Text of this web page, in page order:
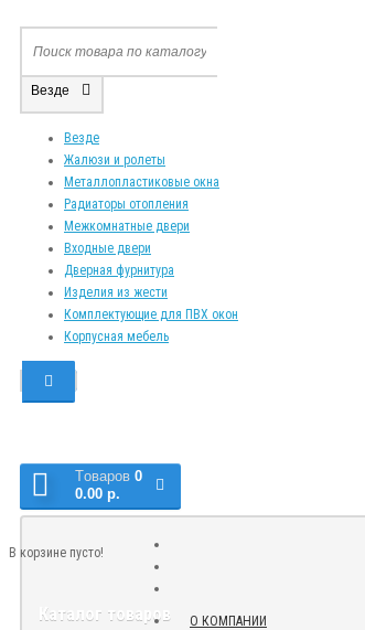
Везде
Везде
Жалюзи и ролеты
Металлопластиковые окна
Радиаторы отопления
Межкомнатные двери
Входные двери
Дверная фурнитура
Изделия из жести
Комплектующие для ПВХ окон
Корпусная мебель
Tоваров 0
0.00 р.
В корзине пусто!
Каталог товаров О КОМПАНИИ